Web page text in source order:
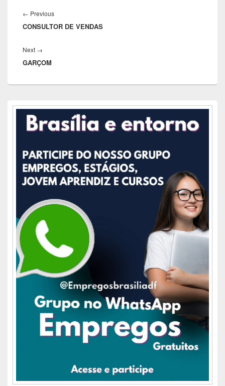
de
Post
← PreviousPrevious
post:
CONSULTOR DE VENDAS
Next →
post:
GARÇOM
Área